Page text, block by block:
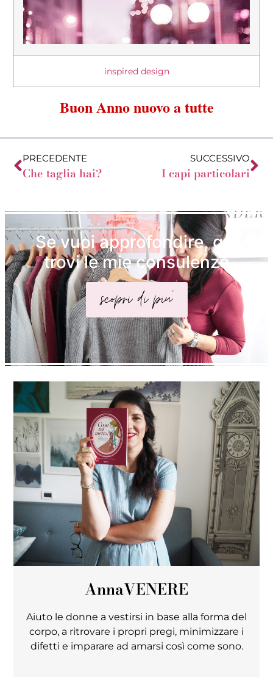
inspired design
Buon Anno nuovo a tutte
PRECEDENTE
Che taglia hai?
SUCCESSIVO
I capi particolari
Se vuoi approfondire, qui
trovi le mie consulenze
scopri di piu'
AnnaVENERE
Aiuto le donne a vestirsi in base alla forma del
corpo, a ritrovare i propri pregi, minimizzare i
difetti e imparare ad amarsi così come sono.